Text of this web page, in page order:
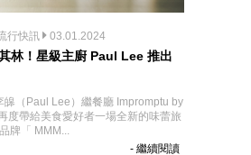
行快訊 03.01.2024
林！星級主廚 Paul Lee 推出
皞（Paul Lee）繼餐廳 Impromptu by
度帶給美食愛好者一場全新的味蕾旅
牌「 MMM...
- 繼續閱讀